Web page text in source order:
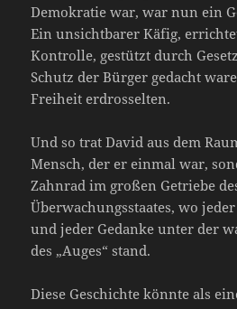
Demokratie war, war nun ein
Ein unsichtbarer Käfig,
Kontrolle, gestützt durch
Schutz der Bürger gedacht
Freiheit erdrosselten.
Und so trat David aus dem
Mensch, der er einmal war,
Zahnrad im großen Getriebe
Überwachungsstaates, wo
und jeder Gedanke unter der
des „Auges“ stand.
Diese Geschichte könnte als